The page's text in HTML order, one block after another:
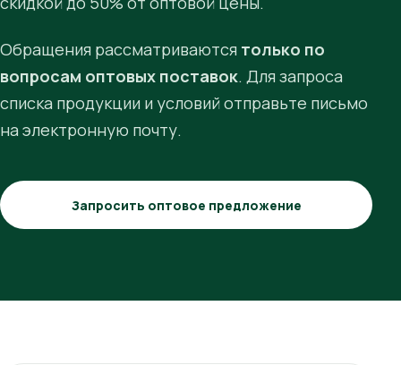
Обращения рассматриваются только по
вопросам оптовых поставок. Для запроса
списка продукции и условий отправьте письмо
на электронную почту.
Запросить оптовое предложение